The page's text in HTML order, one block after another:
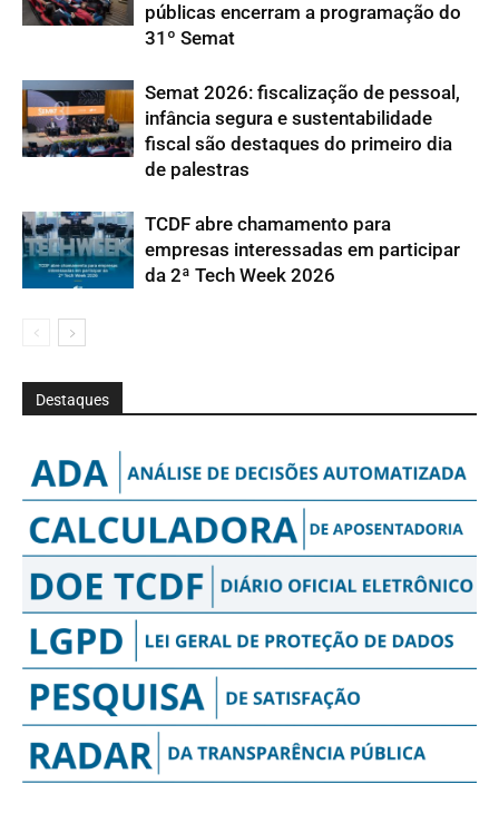
públicas encerram a programação do
31º Semat
Semat 2026: fiscalização de pessoal,
infância segura e sustentabilidade
fiscal são destaques do primeiro dia
de palestras
TCDF abre chamamento para
empresas interessadas em participar
da 2ª Tech Week 2026
Destaques